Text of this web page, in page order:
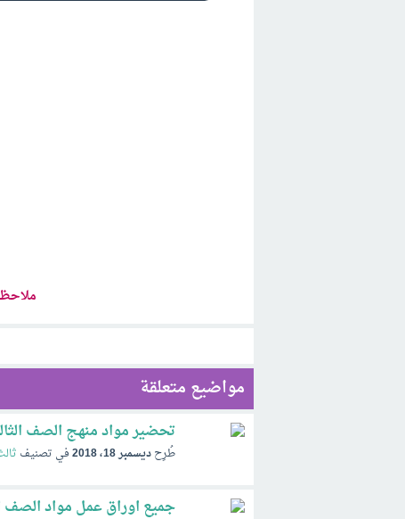
مواضيع متعلقة
تحضير مواد منهج الصف الثالث المتوسط
طُرِحديسمبر 18، 2018 في تصنيف
جميع اوراق عمل مواد الصف